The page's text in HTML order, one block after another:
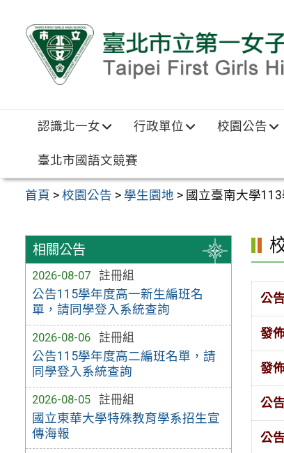
認識北一女 行政單位 校園公告
臺北市國語文競賽
首頁 >校園公告 > 學生園地 > 國立臺南大學
相關公告
2026-08-07
註冊組
公告115學年度高一新生編班名
單，請同學登入系統查詢
2026-08-06
註冊組
公告115學年度高二編班名單，請
同學登入系統查詢
2026-08-05
註冊組
國立東華大學特殊教育學系招生宣
傳海報
公
發
發
公
公